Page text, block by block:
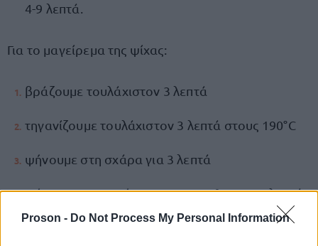
Proson - Do Not Process My Personal Information
4-9 λεπτά.
Για το μαγείρεμα της ψίχας:
βράζουμε τουλάχιστον 3 λεπτά
τηγανίζουμε τουλάχιστον 3 λεπτά στους 190°C
ψήνουμε στη σχάρα για 3 λεπτά
ψήνουμε στο φούρνο στους 230°C για 10 λεπτά